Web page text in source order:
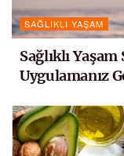
SAĞLIKLI YAŞAM
Sağlıklı
Uygulamanız